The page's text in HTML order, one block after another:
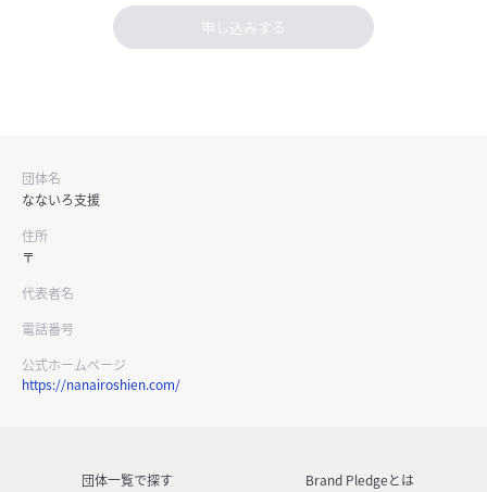
申し込みする
団体名
なないろ支援
住所
〒
代表者名
電話番号
公式ホームページ
https://nanairoshien.com/
団体一覧で探す Brand Pledgeとは